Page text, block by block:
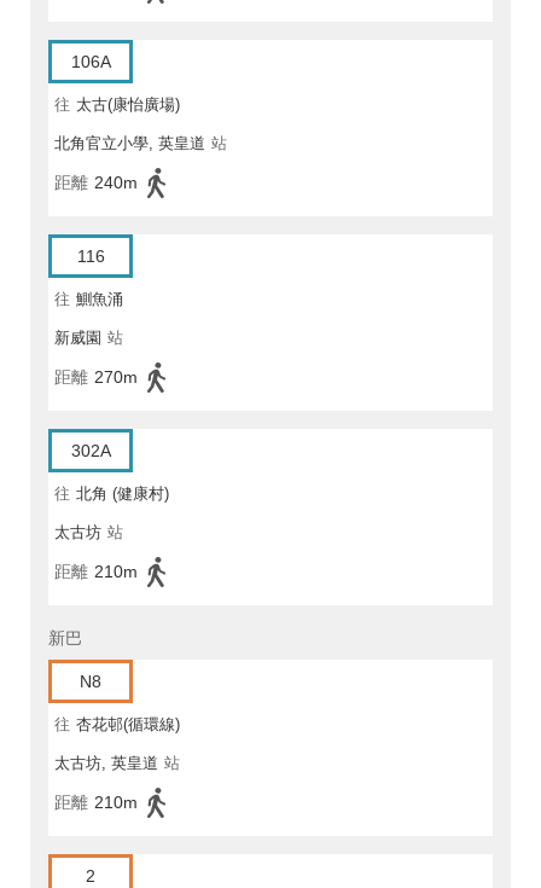
106A
往 太古(康怡廣場)
北角官立小學, 英皇道 站
距離 240m
116
往 鰂魚涌
新威園 站
距離 270m
302A
往 北角 (健康村)
太古坊 站
距離 210m
新巴
N8
往 杏花邨(循環線)
太古坊, 英皇道 站
距離 210m
2